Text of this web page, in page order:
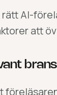
AI-
att